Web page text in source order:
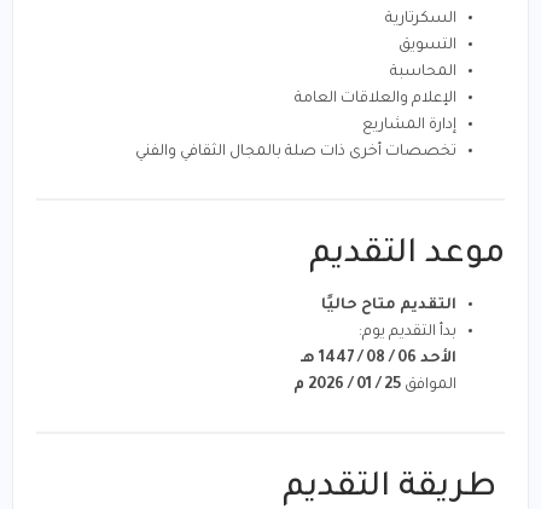
السكرتارية
التسويق
المحاسبة
الإعلام والعلاقات العامة
إدارة المشاريع
تخصصات أخرى ذات صلة بالمجال الثقافي والفني
موعد التقديم
التقديم متاح حاليًا
بدأ التقديم يوم:
الأحد 06 / 08 / 1447 هـ
الموافق 25 / 01 / 2026 م
طريقة التقديم